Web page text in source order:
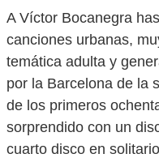
A Víctor Bocanegra
canciones urbanas,
temática adulta y
por la Barcelona de la
de los primeros
sorprendido con un
cuarto disco en